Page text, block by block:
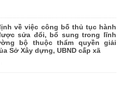
về việc công bố thủ tục hành
sửa đổi, bổ sung trong lĩnh
bộ thuộc thẩm quyền giải
Sở Xây dựng, UBND cấp xã
tạo năm học 2026-2027
tuyển dụng lao động đi làm